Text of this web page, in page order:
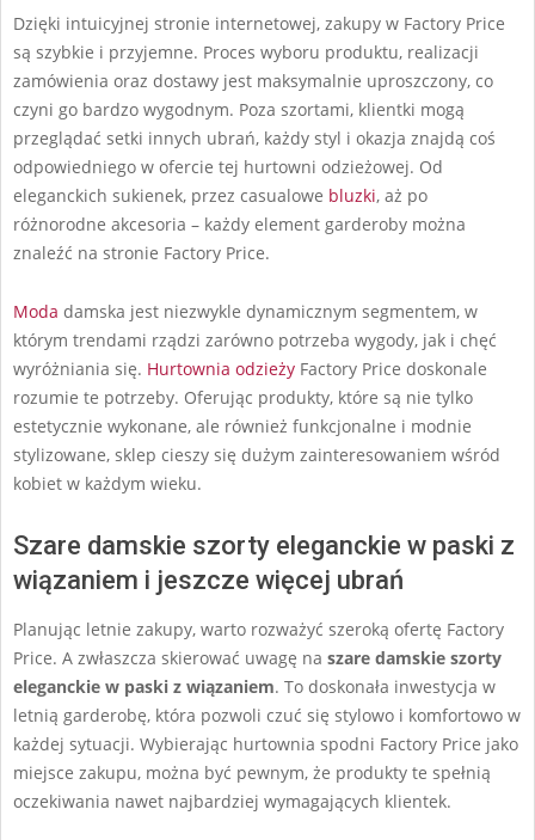
Dzięki intuicyjnej stronie internetowej, zakupy w Factory Price
są szybkie i przyjemne. Proces wyboru produktu, realizacji
zamówienia oraz dostawy jest maksymalnie uproszczony, co
czyni go bardzo wygodnym. Poza szortami, klientki mogą
przeglądać setki innych ubrań, każdy styl i okazja znajdą coś
odpowiedniego w ofercie tej hurtowni odzieżowej. Od
eleganckich sukienek, przez casualowe bluzki, aż po
różnorodne akcesoria – każdy element garderoby można
znaleźć na stronie Factory Price.
Moda damska jest niezwykle dynamicznym segmentem, w
którym trendami rządzi zarówno potrzeba wygody, jak i chęć
wyróżniania się. Hurtownia odzieży Factory Price doskonale
rozumie te potrzeby. Oferując produkty, które są nie tylko
estetycznie wykonane, ale również funkcjonalne i modnie
stylizowane, sklep cieszy się dużym zainteresowaniem wśród
kobiet w każdym wieku.
Szare damskie szorty eleganckie w paski z
wiązaniem i jeszcze więcej ubrań
Planując letnie zakupy, warto rozważyć szeroką ofertę Factory
Price. A zwłaszcza skierować uwagę na szare damskie szorty
eleganckie w paski z wiązaniem. To doskonała inwestycja w
letnią garderobę, która pozwoli czuć się stylowo i komfortowo w
każdej sytuacji. Wybierając hurtownia spodni Factory Price jako
miejsce zakupu, można być pewnym, że produkty te spełnią
oczekiwania nawet najbardziej wymagających klientek.